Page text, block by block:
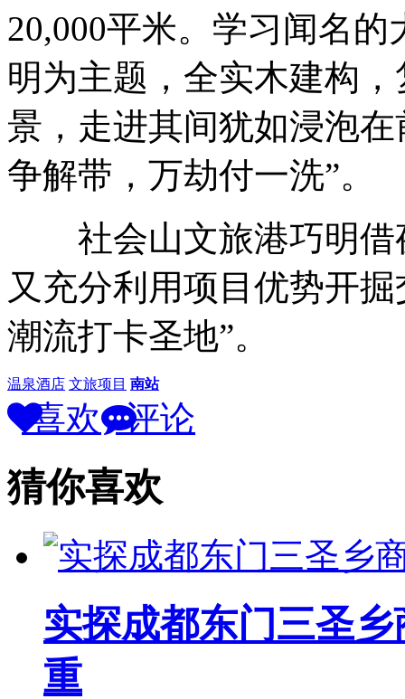
20,000平米。学习闻名
明为主题，全实木建构
景，走进其间犹如浸泡
争解带，万劫付一洗”。
社会山文旅港巧明借
又充分利用项目优势开
潮流打卡圣地”。
温泉酒店 文旅项目 南站
喜欢 评论
猜你喜欢
实探成都东门三圣
重